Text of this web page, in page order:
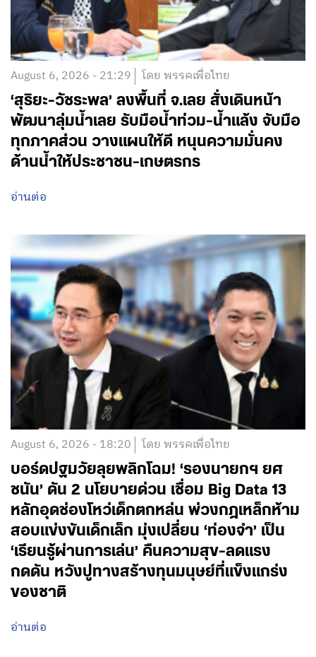
August 6, 2026 - 21:29 โดย พรรคเพื่อไทย
‘สุริยะ-วัชระพล’ ลงพื้นที่ จ.เลย สั่งเดินหน้า
พัฒนาลุ่มน้ำเลย รับมือน้ำท่วม-น้ำแล้ง จับมือ
ทุกภาคส่วน วางแผนให้ดี หนุนความมั่นคง
ด้านน้ำให้ประชาชน-เกษตรกร
อ่านต่อ
August 6, 2026 - 18:20 โดย พรรคเพื่อไทย
บอร์ดปฐมวัยลุยพลิกโฉม! ‘รองนายกฯ ยศ
ชนัน’ ดัน 2 นโยบายด่วน เชื่อม Big Data 13
หลักอุดช่องโหว่เด็กตกหล่น พ่วงกฎเหล็กห้าม
สอบแข่งขันเด็กเล็ก มุ่งเปลี่ยน ‘ท่องจำ’ เป็น
‘เรียนรู้ผ่านการเล่น’ คืนความสุข-ลดแรง
กดดัน หวังปูทางสร้างทุนมนุษย์ที่แข็งแกร่ง
ของชาติ
อ่านต่อ